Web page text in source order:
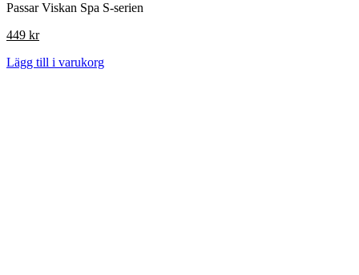
Passar Viskan Spa S-serien
449 kr
Lägg till i varukorg